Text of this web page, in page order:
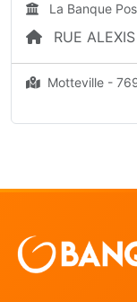
La Banque
RUE
Motteville -